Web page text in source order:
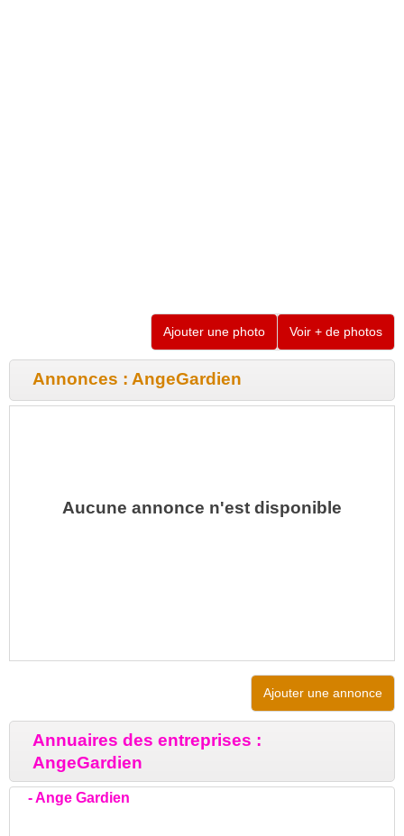
Ajouter une photo Voir + de photos
Annonces : AngeGardien
Aucune annonce n'est disponible
Ajouter une annonce
Annuaires des entreprises :
AngeGardien
-Ange Gardien